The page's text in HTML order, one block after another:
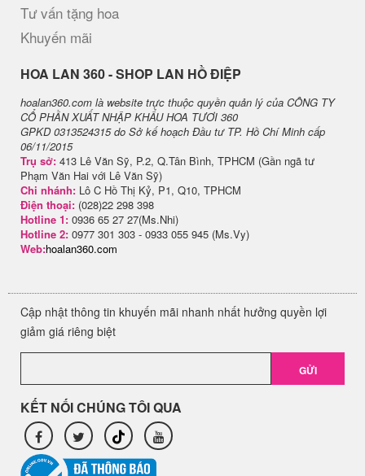
Tư vấn tặng hoa
Khuyến mãi
H​OA LAN 360 - SHOP LAN HỒ ĐIỆP
hoalan360.com là website trực thuộc quyền quản lý của CÔNG TY
CỔ PHẦN XUẤT NHẬP KHẨU HOA TƯƠI 360
GPKD 0313524315 do Sở kế hoạch Đầu tư TP. Hồ Chí Minh cấp
06/11/2015
Trụ sở: 413 Lê Văn Sỹ, P.2, Q.Tân Bình, TPHCM (Gần ngã tư
Phạm Văn Hai với Lê Văn Sỹ)
Chi nhánh: Lô C Hồ Thị Kỷ, P1, Q10, TPHCM
Điện thoại: (028)22 298 398
Hotline 1: 0936 65 27 27(Ms.Nhi)
Hotline 2: 0977 301 303 - 0933 055 945 (Ms.Vy)
Web:hoalan360.com
Cập nhật thông tin khuyến mãi nhanh nhất hưởng quyền lợi
giảm giá riêng biệt
GỬI
KẾT NỐI CHÚNG TÔI QUA